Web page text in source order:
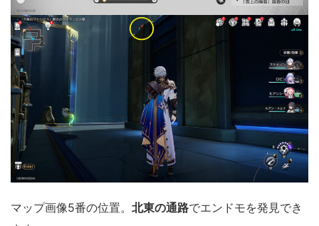
マップ画像5番の位置。 北東の通路でエンドモを発見でき